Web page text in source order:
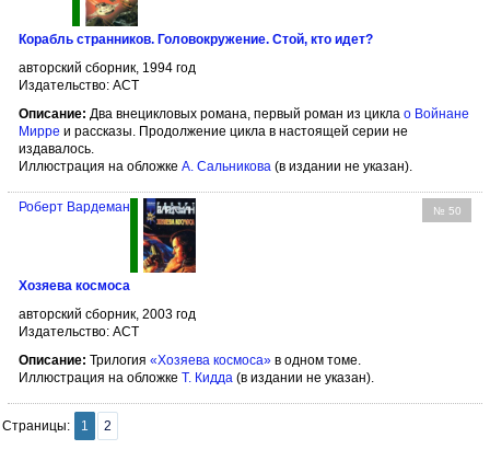
Корабль странников. Головокружение. Стой, кто идет?
авторский сборник, 1994 год
Издательство: АСТ
Описание: Два внецикловых романа, первый роман из цикла о Войнане
Мирре и рассказы. Продолжение цикла в настоящей серии не
издавалось.
Иллюстрация на обложке А. Сальникова (в издании не указан).
№ 50
Роберт Вардеман
Хозяева космоса
авторский сборник, 2003 год
Издательство: АСТ
Описание: Трилогия «Хозяева космоса» в одном томе.
Иллюстрация на обложке Т. Кидда (в издании не указан).
Страницы: 1 2